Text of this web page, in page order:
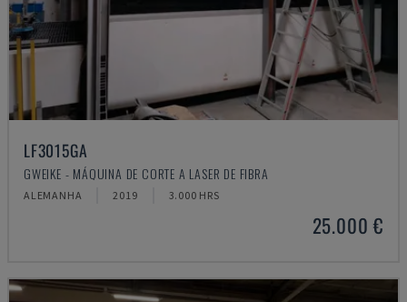
LF3015GA
GWEIKE - MÁQUINA DE CORTE A LASER DE FIBRA
ALEMANHA 2019 3.000 HRS
25.000 €